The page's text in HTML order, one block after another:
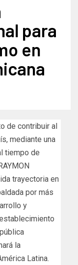
para
en
de contribuir al
mediante una
tiempo de
trayectoria en
por más
y
la
Latina.